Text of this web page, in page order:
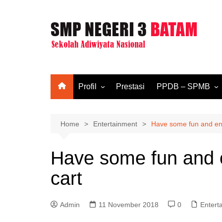
Profil
Visi & Misi
Kurikulum
Fasilitas
Prestasi PPDB – SPMB
SPMB T.A. 2025/
Home Entertainment Have some fun and
Have some fun and
cart
Admin 11 November 2018 0